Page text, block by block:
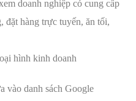
doanh nghiệp có cung cấp
đặt hàng trực tuyến, ăn tối,
hình kinh doanh
vào danh sách Google